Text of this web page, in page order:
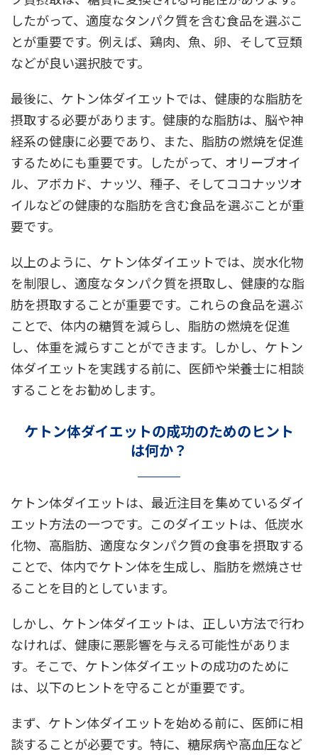
したがって、適度なタンパク質を含む食品を選ぶこ
とが重要です。例えば、鶏肉、魚、卵、そして豆類
などが良い選択肢です。
最後に、ケトン体ダイエットでは、健康的な脂肪を
摂取する必要があります。健康的な脂肪は、脳や神
経系の健康に必要であり、また、脂肪の燃焼を促進
するためにも重要です。したがって、オリーブオイ
ル、アボカド、ナッツ、種子、そしてココナッツオ
イルなどの健康的な脂肪を含む食品を選ぶことが重
要です。
以上のように、ケトン体ダイエットでは、炭水化物
を制限し、適度なタンパク質を摂取し、健康的な脂
肪を摂取することが重要です。これらの食品を選ぶ
ことで、体内の糖質を減らし、脂肪の燃焼を促進
し、体重を減らすことができます。しかし、ケトン
体ダイエットを実践する前に、医師や栄養士に相談
することをお勧めします。
ケトン体ダイエットの成功のためのヒント
は何か？
ケトン体ダイエットは、最近注目を集めているダイ
エット方法の一つです。このダイエットは、低炭水
化物、高脂肪、適度なタンパク質の食事を摂取する
ことで、体内でケトン体を生成し、脂肪を燃焼させ
ることを目的としています。
しかし、ケトン体ダイエットは、正しい方法で行わ
なければ、健康に悪影響を与える可能性がありま
す。そこで、ケトン体ダイエットの成功のために
は、以下のヒントを守ることが重要です。
まず、ケトン体ダイエットを始める前に、医師に相
談することが必要です。特に、糖尿病や高血圧など